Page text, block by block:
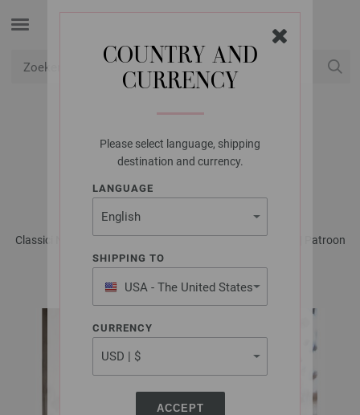
COUNTRY AND
CURRENCY
Please select language, shipping
destination and currency.
LANGUAGE
SHIPPING TO
USA - The United States
of America
CURRENCY
ACCEPT
LANA GROSSA
VEST ELLA
Classici No. 30 - Tijdschrift (DE) + Breibeschrijvingen (NL) | Patroon